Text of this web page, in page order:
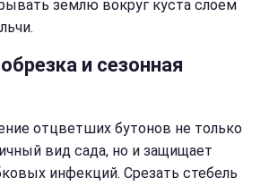
землю вокруг куста слоем
и сезонная
отцветших бутонов не только
вид сада, но и защищает
инфекций. Срезать стебель